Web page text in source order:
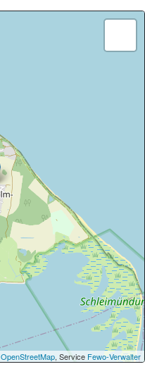
OpenStreetMap, Service Fewo-Verwalter